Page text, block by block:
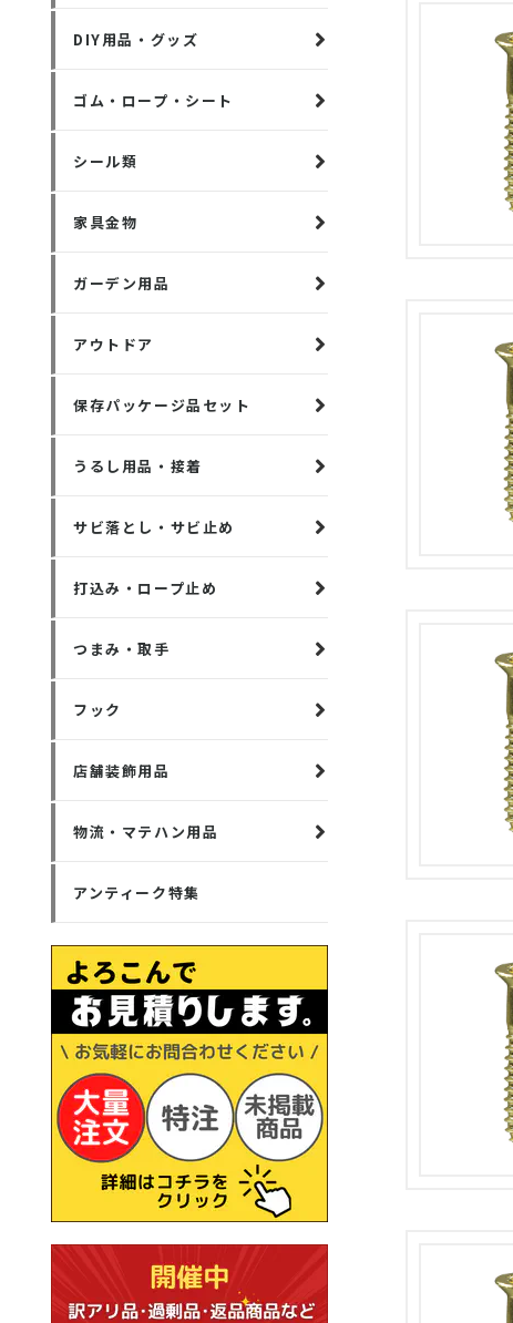
DIY用品・グッズ
ゴム・ロープ・シート
シール類
家具金物
ガーデン用品
アウトドア
保存パッケージ品セット
うるし用品・接着
サビ落とし・サビ止め
打込み・ロープ止め
つまみ・取手
フック
店舗装飾用品
物流・マテハン用品
アンティーク特集